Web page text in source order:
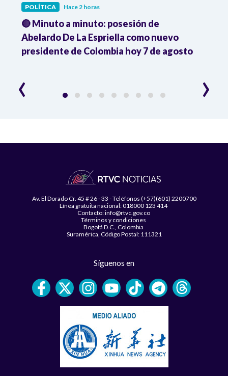
POLÍTICA Hace 2 horas
🔴 Minuto a minuto: posesión de
Abelardo De La Espriella como nuevo
presidente de Colombia hoy 7 de agosto
‹ ›
Av. El Dorado Cr. 45 # 26 - 33 - Teléfonos (+57)(601) 2200700
Línea gratuita nacional: 018000 123 414
Contacto: info@rtvc.gov.co
Términos y condiciones
Bogotá D.C., Colombia
Suramérica, Código Postal: 111321
Síguenos en